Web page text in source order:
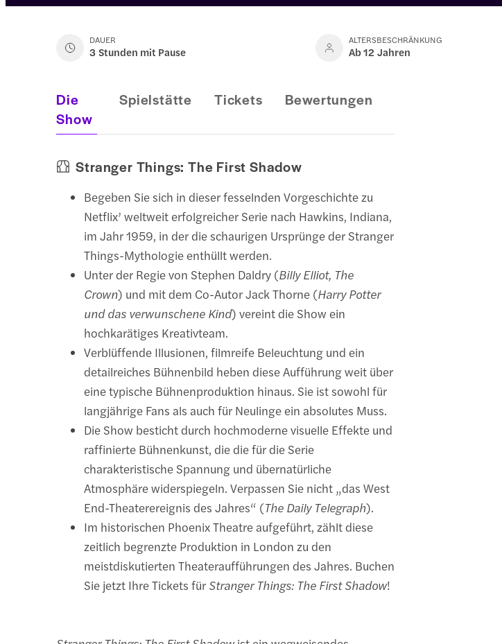
DAUER
3 Stunden mit Pause
ALTERSBESCHRÄNKUNG
Ab 12 Jahren
Die
Show
Spielstätte Tickets Bewertungen
Stranger Things: The First Shadow
Begeben Sie sich in dieser fesselnden Vorgeschichte zu
Netflix’ weltweit erfolgreicher Serie nach Hawkins, Indiana,
im Jahr 1959, in der die schaurigen Ursprünge der Stranger
Things-Mythologie enthüllt werden.
Unter der Regie von Stephen Daldry (Billy Elliot, The
Crown) und mit dem Co-Autor Jack Thorne (Harry Potter
und das verwunschene Kind) vereint die Show ein
hochkarätiges Kreativteam.
Verblüffende Illusionen, filmreife Beleuchtung und ein
detailreiches Bühnenbild heben diese Aufführung weit über
eine typische Bühnenproduktion hinaus. Sie ist sowohl für
langjährige Fans als auch für Neulinge ein absolutes Muss.
Die Show besticht durch hochmoderne visuelle Effekte und
raffinierte Bühnenkunst, die die für die Serie
charakteristische Spannung und übernatürliche
Atmosphäre widerspiegeln. Verpassen Sie nicht „das West
End-Theaterereignis des Jahres“ (The Daily Telegraph).
Im historischen Phoenix Theatre aufgeführt, zählt diese
zeitlich begrenzte Produktion in London zu den
meistdiskutierten Theateraufführungen des Jahres. Buchen
Sie jetzt Ihre Tickets für Stranger Things: The First Shadow!